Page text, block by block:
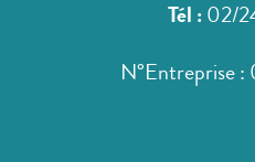
Tél : 02/
N°Entreprise :